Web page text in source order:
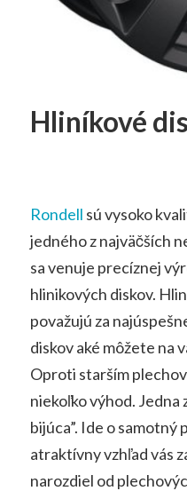
Hliníkové
Rondell sú vysoko
jedného z najväčších
sa venuje precíznej
hlinikových diskov.
považujú za
diskov aké môžete na
Oproti starším
niekoľko výhod. Jedna
bijúca”. Ide o samotný
atraktívny vzhľad vás
narozdiel od